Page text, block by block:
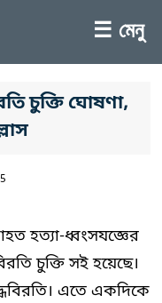
☰ মেনু
চুক্তি ঘোষণা,
হত্যা-ধ্বংসযজ্ঞের
চুক্তি সই হয়েছে।
এতে একদিকে